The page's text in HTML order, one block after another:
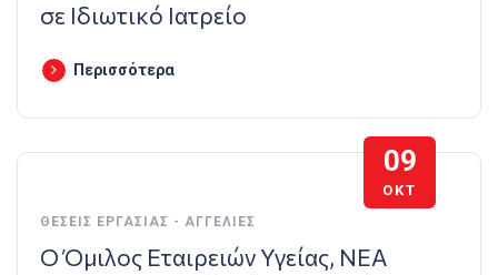
σε Ιδιωτικό Ιατρείο
Περισσότερα
09
ΟΚΤ
ΘΈΣΕΙΣ ΕΡΓΑΣΊΑΣ - ΑΓΓΕΛΊΕΣ
O Όμιλος Εταιρειών Υγείας, ΝΕΑ